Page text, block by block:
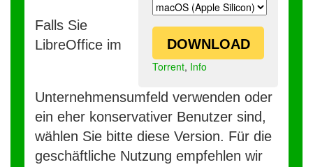
DOWNLOAD
Torrent, Info
Falls Sie
LibreOffice im
Unternehmensumfeld verwenden oder
ein eher konservativer Benutzer sind,
wählen Sie bitte diese Version. Für die
geschäftliche Nutzung empfehlen wir